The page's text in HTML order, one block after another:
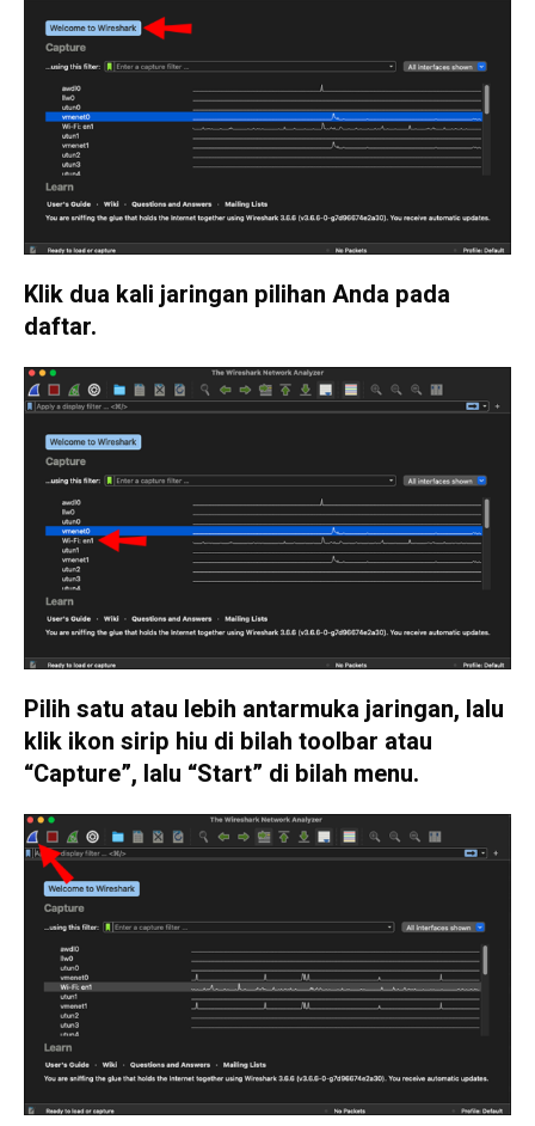
Klik dua kali jaringan pilihan Anda pada
daftar.
Pilih satu atau lebih antarmuka jaringan, lalu
klik ikon sirip hiu di bilah toolbar atau
“Capture”, lalu “Start” di bilah menu.